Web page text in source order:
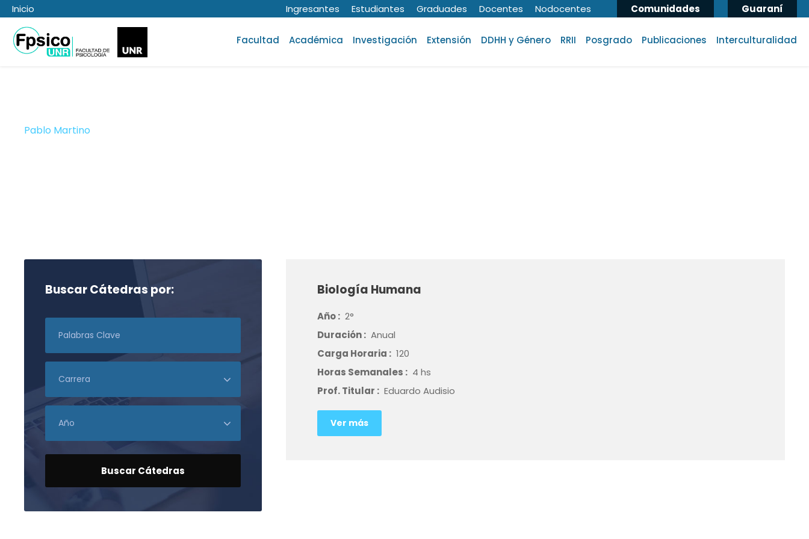
Inicio Ingresantes Estudiantes Graduades Docentes Nodocentes Comunidades Guaraní
Facultad Académica Investigación Extensión DDHH y Género RRII Posgrado Publicaciones Interculturalidad
Pablo Martino
Biología Humana
Año : 2°
Duración : Anual
Carga Horaria : 120
Horas Semanales : 4 hs
Prof. Titular : Eduardo Audisio
Ver más
Buscar Cátedras por: